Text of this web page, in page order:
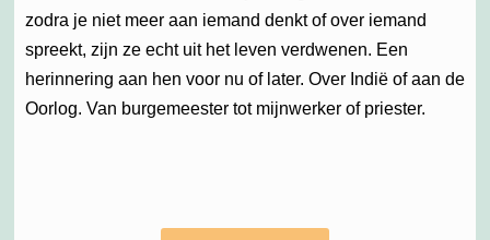
zodra je niet meer aan iemand denkt of over iemand
spreekt, zijn ze echt uit het leven verdwenen. Een
herinnering aan hen voor nu of later. Over Indië of aan de
Oorlog. Van burgemeester tot mijnwerker of priester.